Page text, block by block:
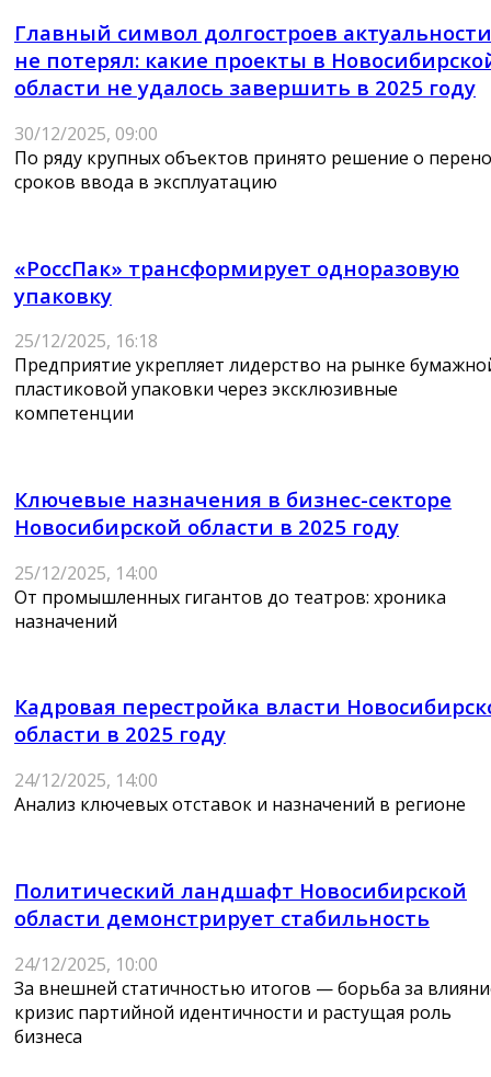
Главный символ долгостроев актуальности
не потерял: какие проекты в
области не удалось завершить в 2025 году
30/12/2025, 09:00
По ряду крупных объектов принято решение о
сроков ввода в эксплуатацию
«РоссПак» трансформирует одноразовую
упаковку
25/12/2025, 16:18
Предприятие укрепляет лидерство на рынке
пластиковой упаковки через эксклюзивные
компетенции
Ключевые назначения в бизнес-секторе
Новосибирской области в 2025 году
25/12/2025, 14:00
От промышленных гигантов до театров: хроника
назначений
Кадровая перестройка власти
области в 2025 году
24/12/2025, 14:00
Анализ ключевых отставок и назначений в регионе
Политический ландшафт Новосибирской
области демонстрирует стабильность
24/12/2025, 10:00
За внешней статичностью итогов — борьба за
кризис партийной идентичности и растущая роль
бизнеса